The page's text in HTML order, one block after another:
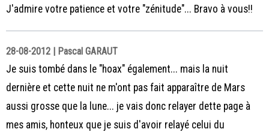
J'admire votre patience et votre "zénitude"... Bravo à vous!!
28-08-2012 | Pascal GARAUT
Je suis tombé dans le "hoax" également... mais la nuit
dernière et cette nuit ne m'ont pas fait apparaître de Mars
aussi grosse que la lune... je vais donc relayer dette page à
mes amis, honteux que je suis d'avoir relayé celui du